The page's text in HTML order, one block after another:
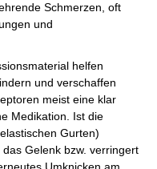
Schmerzen, oft
und
helfen
und verschaffen
meist eine klar
Medikation. Ist die
Gurten)
Gelenk bzw. verringert